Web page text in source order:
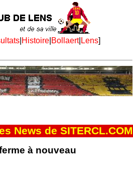
| Histoire| Bollaert| Lens]
News de SITERCL.COM
à nouveau